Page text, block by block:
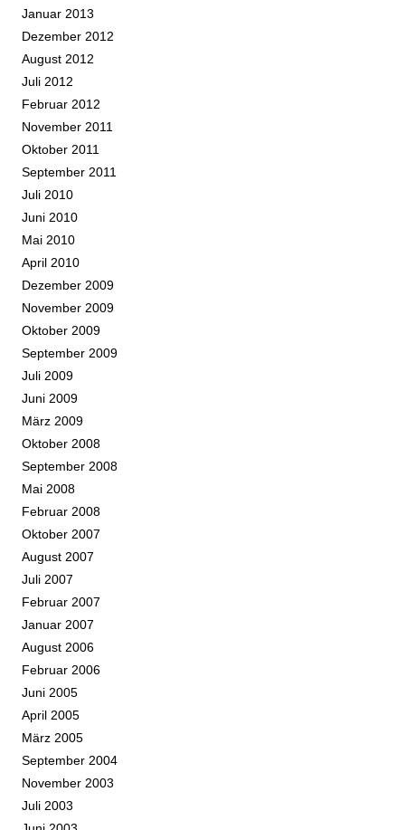
Januar 2013
Dezember 2012
August 2012
Juli 2012
Februar 2012
November 2011
Oktober 2011
September 2011
Juli 2010
Juni 2010
Mai 2010
April 2010
Dezember 2009
November 2009
Oktober 2009
September 2009
Juli 2009
Juni 2009
März 2009
Oktober 2008
September 2008
Mai 2008
Februar 2008
Oktober 2007
August 2007
Juli 2007
Februar 2007
Januar 2007
August 2006
Februar 2006
Juni 2005
April 2005
März 2005
September 2004
November 2003
Juli 2003